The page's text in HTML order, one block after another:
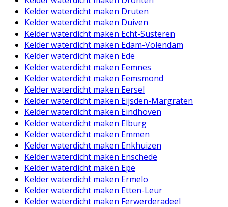
Kelder waterdicht maken Druten
Kelder waterdicht maken Duiven
Kelder waterdicht maken Echt-Susteren
Kelder waterdicht maken Edam-Volendam
Kelder waterdicht maken Ede
Kelder waterdicht maken Eemnes
Kelder waterdicht maken Eemsmond
Kelder waterdicht maken Eersel
Kelder waterdicht maken Eijsden-Margraten
Kelder waterdicht maken Eindhoven
Kelder waterdicht maken Elburg
Kelder waterdicht maken Emmen
Kelder waterdicht maken Enkhuizen
Kelder waterdicht maken Enschede
Kelder waterdicht maken Epe
Kelder waterdicht maken Ermelo
Kelder waterdicht maken Etten-Leur
Kelder waterdicht maken Ferwerderadeel